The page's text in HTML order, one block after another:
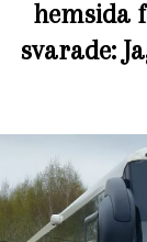
hemsida
svarade: